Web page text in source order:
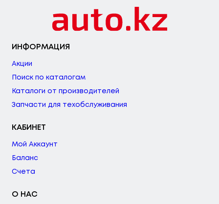
ИНФОРМАЦИЯ
Акции
Поиск по каталогам
Каталоги от производителей
Запчасти для техобслуживания
КАБИНЕТ
Мой Аккаунт
Баланс
Счета
О НАС